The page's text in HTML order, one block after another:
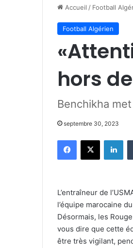
Accueil / Football
Football Algérien
hors
Benchikha
septembre 30, 2023
Facebook
X
L’entraîneur de
l’équipe marocaine
Désormais, les
vous dire que cette
être très vigilant,